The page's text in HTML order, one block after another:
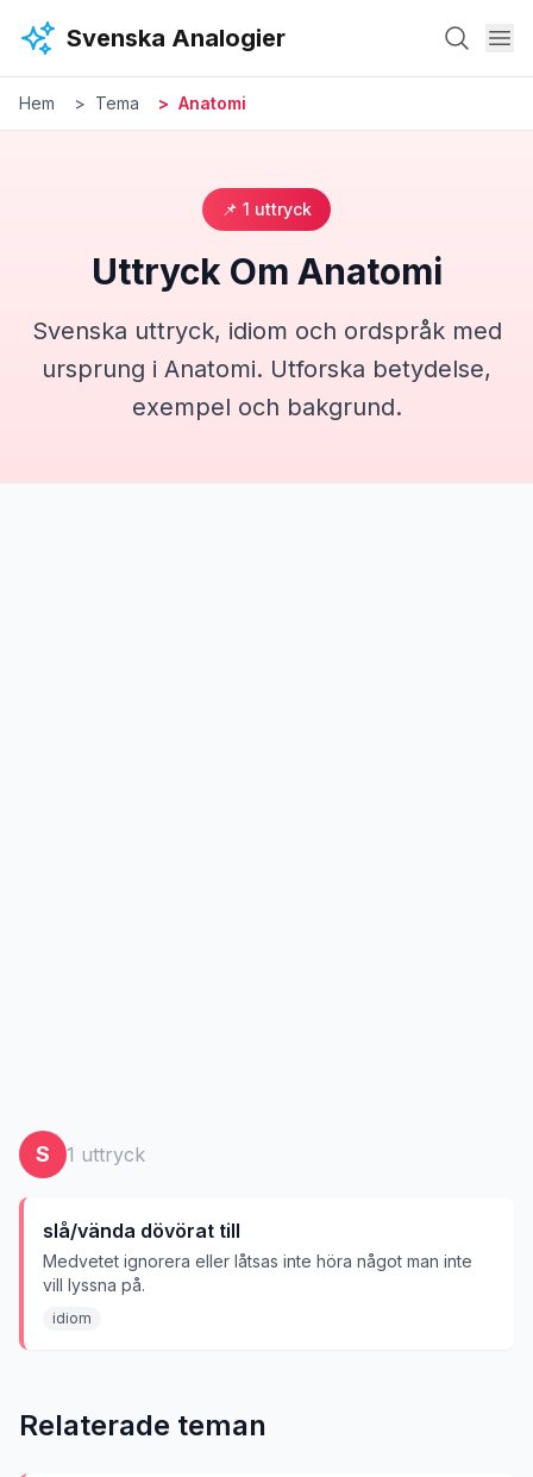
Svenska Analogier
Hem Tema Anatomi
📌 1 uttryck
Uttryck Om Anatomi
Svenska uttryck, idiom och ordspråk med
ursprung i Anatomi. Utforska betydelse,
exempel och bakgrund.
S 1 uttryck
slå/vända dövörat till
Medvetet ignorera eller låtsas inte höra något man inte
vill lyssna på.
idiom
Relaterade teman